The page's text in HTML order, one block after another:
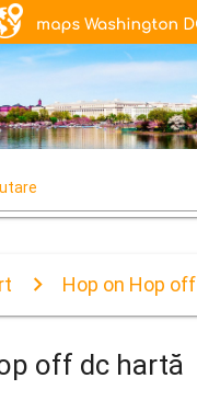
Hop on Hop
off dc hartă